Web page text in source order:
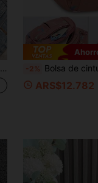
-2% Bolsa de cintura unisex de gran capacidad, resistente al agua, para trabajo, deportes y
ARS$12.782